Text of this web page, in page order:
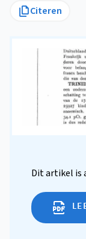
Citeren
Dit artikel is